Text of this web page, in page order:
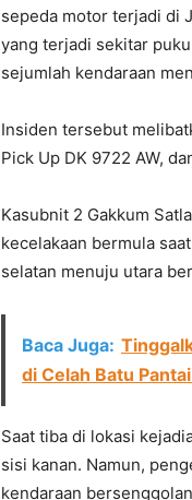
sepeda motor terjadi di
yang terjadi sekitar
sejumlah kendaraan
Insiden tersebut
Pick Up DK 9722 AW,
Kasubnit 2 Gakkum
kecelakaan bermula
selatan menuju utara
Baca Juga:
di Celah Batu
Saat tiba di lokasi
sisi kanan. Namun,
kendaraan